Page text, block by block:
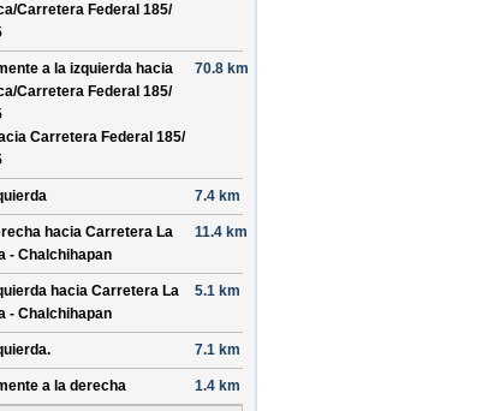
Carretera Federal 185/
a la izquierda hacia
Carretera Federal 185/
Carretera Federal 185/
70.8 km
7.4 km
hacia Carretera La
- Chalchihapan
11.4 km
hacia Carretera La
- Chalchihapan
5.1 km
7.1 km
a la derecha 1.4 km